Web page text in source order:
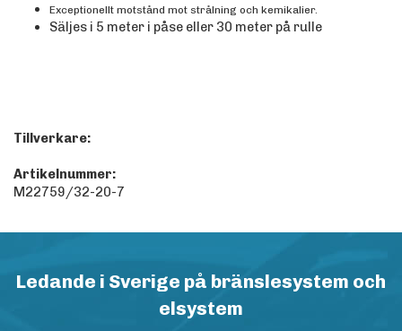
Exceptionellt motstånd mot strålning och kemikalier.
Säljes i 5 meter i påse eller 30 meter på rulle
Tillverkare:
Artikelnummer:
M22759/32-20-7
Ledande i Sverige på bränslesystem och
elsystem